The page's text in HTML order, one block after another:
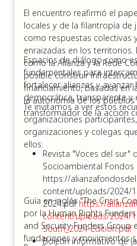
El encuentro reafirmó el
locales y de la filantropía de
como respuestas colectivas
enraizadas en los
como la Alianza y la Rede
posible construir
financiamiento, basadas en
la autonomía de los
transformador de la acción
Espacios de diálogo como
fundamentales para
fortalecer alianzas y
democrática, transparente y
Te invitamos a ver estos
organizaciones
organizaciones y colegas
ellos:
Revista "Voces del sur"
Socioambiental Fondos
https://
content/uploads/2024/
2024.pdfhttps://alianzafondosdelsur.org/wp-
content/uploads/2024/
South_2024-Edition.pdf
Boletín informativo de
Guía en inglés "The Crisis
por la Human Rights Funders
and Security Funders Group
fundaciones y movimientos